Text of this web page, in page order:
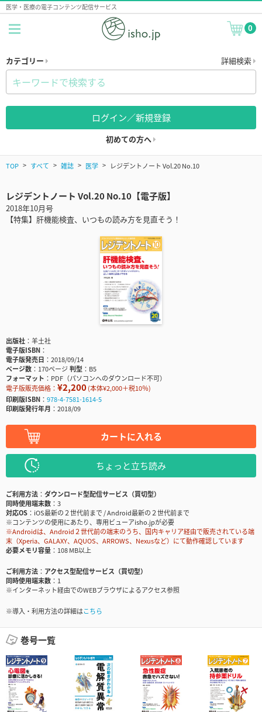
医学・医療の電子コンテンツ配信サービス
0
カテゴリー 詳細検索
ログイン／新規登録
初めての方へ
TOP すべて 雑誌 医学 レジデントノート Vol.20 No.10
レジデントノート Vol.20 No.10【電子版】
2018年10月号
【特集】肝機能検査、いつもの読み方を見直そう！
出版社
羊土社
電子版ISBN
電子版発売日
2018/09/14
ページ数
170ページ判型
B5
フォーマット
PDF（パソコンへのダウンロード不可）
電子版販売価格： ¥2,200(本体¥2,000＋税10％)
印刷版ISBN
978-4-7581-1614-5
印刷版発行年月
2018/09
カートに入れる
ちょっと立ち読み
ご利用方法
ダウンロード型配信サービス（買切型）
同時使用端末数
3
対応OS
iOS最新の２世代前まで / Android最新の２世代前まで
※コンテンツの使用にあたり、専用ビューアisho.jpが必要
※Androidは、Android２世代前の端末のうち、国内キャリア経由で販売されている端
末（Xperia、GALAXY、AQUOS、ARROWS、Nexusなど）にて動作確認しています
必要メモリ容量
108 MB以上
ご利用方法
アクセス型配信サービス（買切型）
同時使用端末数
1
※インターネット経由でのWEBブラウザによるアクセス参照
※導入・利用方法の詳細はこちら
巻号一覧